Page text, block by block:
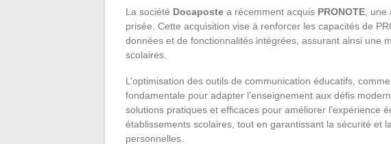
La société Docaposte a récemment acquis PRONOTE ,
prisée. Cette acquisition vise à renforcer les capacités de
données et de fonctionnalités intégrées, assurant ainsi une
scolaires.
L’optimisation des outils de communication éducatifs,
fondamentale pour adapter l’enseignement aux défis
solutions pratiques et efficaces pour améliorer l’expérience
établissements scolaires, tout en garantissant la sécurité et
personnelles.